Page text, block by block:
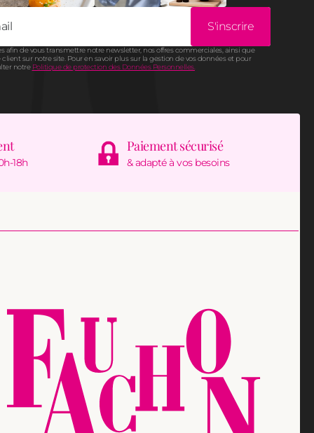
S'inscrire
afin de vous transmettre notre newsletter, nos offres commerciales, ainsi que
sur notre site. Pour en savoir plus sur la gestion de vos données et pour
notre Politique de protection des Données Personnelles.
18h
Paiement sécurisé
& adapté à vos besoins